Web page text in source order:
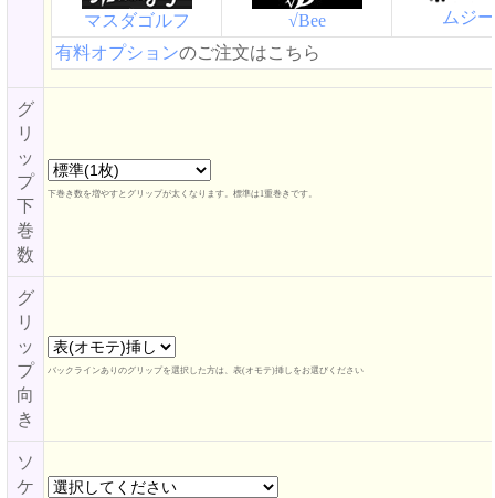
マスダゴルフ √Bee
ムジ
有料オプションのご注文はこちら
グ
リ
ッ
プ
下
巻
数
下巻き数を増やすとグリップが太くなります。標準は1重巻きです。
グ
リ
ッ
プ
向
き
バックラインありのグリップを選択した方は、表(オモテ)挿しをお選びください
ソ
ケ